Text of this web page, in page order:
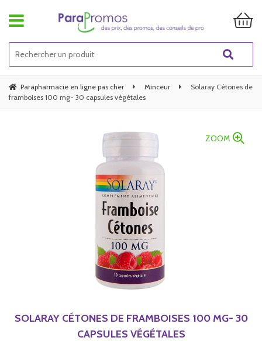
Parapharmacie en ligne pas cher Minceur
Solaray Cétones de
framboises 100 mg- 30 capsules végétales
ZOOM
SOLARAY CÉTONES DE FRAMBOISES 100 MG- 30
CAPSULES VÉGÉTALES